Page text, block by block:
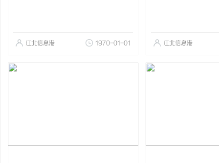
江北信息港 1970-01-01 江北信息港